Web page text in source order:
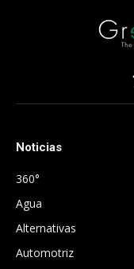
Noticias
360°
Agua
Alternativas
Automotriz